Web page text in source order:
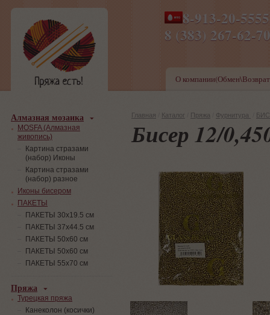
8-913-20-
8 (383) 267-
ПН-ПТ 8-17,СБ-ВС 9-
О
Главная Каталог Пряжа Фурнитура
Бисер 12/
Алмазная мозаика
MOSFA (Алмазная
живопись)
Картина стразами
(набор) Иконы
Картина стразами
(набор) разное
Иконы бисером
ПАКЕТЫ
ПАКЕТЫ 30х19.5 см
ПАКЕТЫ 37х44.5 см
ПАКЕТЫ 50х60 см
ПАКЕТЫ 50х60 см
ПАКЕТЫ 55х70 см
Пряжа
Турецкая пряжа
Канеколон (косички)